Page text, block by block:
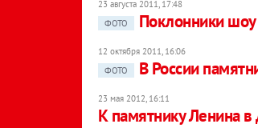
23 августа 2011, 17:48
ФОТО
Поклонники
12 октября 2011, 16:06
ФОТО
В России
23 мая 2012, 16:11
К памятнику Ленина